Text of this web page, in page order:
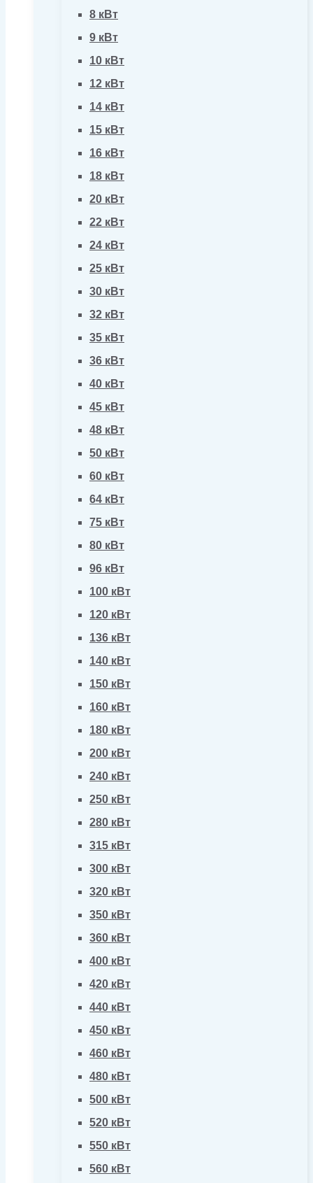
8 кВт
9 кВт
10 кВт
12 кВт
14 кВт
15 кВт
16 кВт
18 кВт
20 кВт
22 кВт
24 кВт
25 кВт
30 кВт
32 кВт
35 кВт
36 кВт
40 кВт
45 кВт
48 кВт
50 кВт
60 кВт
64 кВт
75 кВт
80 кВт
96 кВт
100 кВт
120 кВт
136 кВт
140 кВт
150 кВт
160 кВт
180 кВт
200 кВт
240 кВт
250 кВт
280 кВт
315 кВт
300 кВт
320 кВт
350 кВт
360 кВт
400 кВт
420 кВт
440 кВт
450 кВт
460 кВт
480 кВт
500 кВт
520 кВт
550 кВт
560 кВт